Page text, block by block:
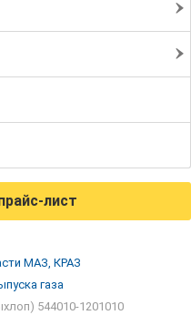
лист
МАЗ, КРАЗ
газа
544010-1201010